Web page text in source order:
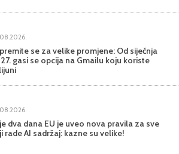
se za velike promjene: Od siječnja
gasi se opcija na Gmailu koju koriste
dva dana EU je uveo nova pravila za sve
rade AI sadržaj: kazne su velike!